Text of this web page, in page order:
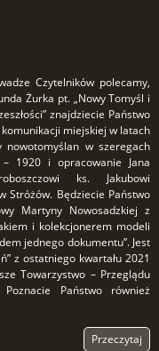
Czytelników polecamy,
Żurka pt. „Nowy Tomyśl i
znajdziecie Państwo
miejskiej w latach
nowotomyślan w szeregach
1920 i opracowanie Jana
ks. Jakubowi
Stróżów. Będziecie Państwo
Martyny Nowosadzkiej z
i kolekcjonerem modeli
jednego dokumentu”. Jest
z ostatniego kwartału 2021
Towarzystwo – Przeglądu
Poznacie Państwo również
Przeczytaj